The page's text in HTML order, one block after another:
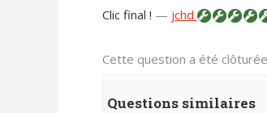
Clic final ! — jchd
Cette question a été
Questions similaires